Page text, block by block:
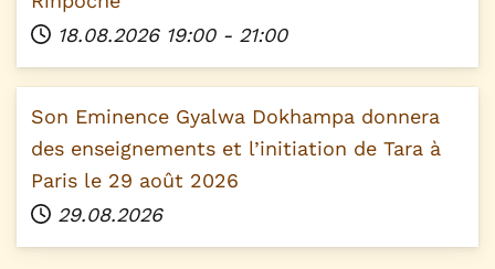
18.08.2026 19:00 - 21:00
Son Eminence Gyalwa Dokhampa donnera
des enseignements et l’initiation de Tara à
Paris le 29 août 2026
29.08.2026